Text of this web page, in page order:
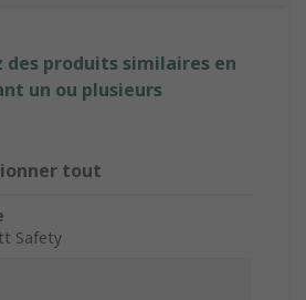
des produits similaires en
un ou plusieurs
tout
Safety